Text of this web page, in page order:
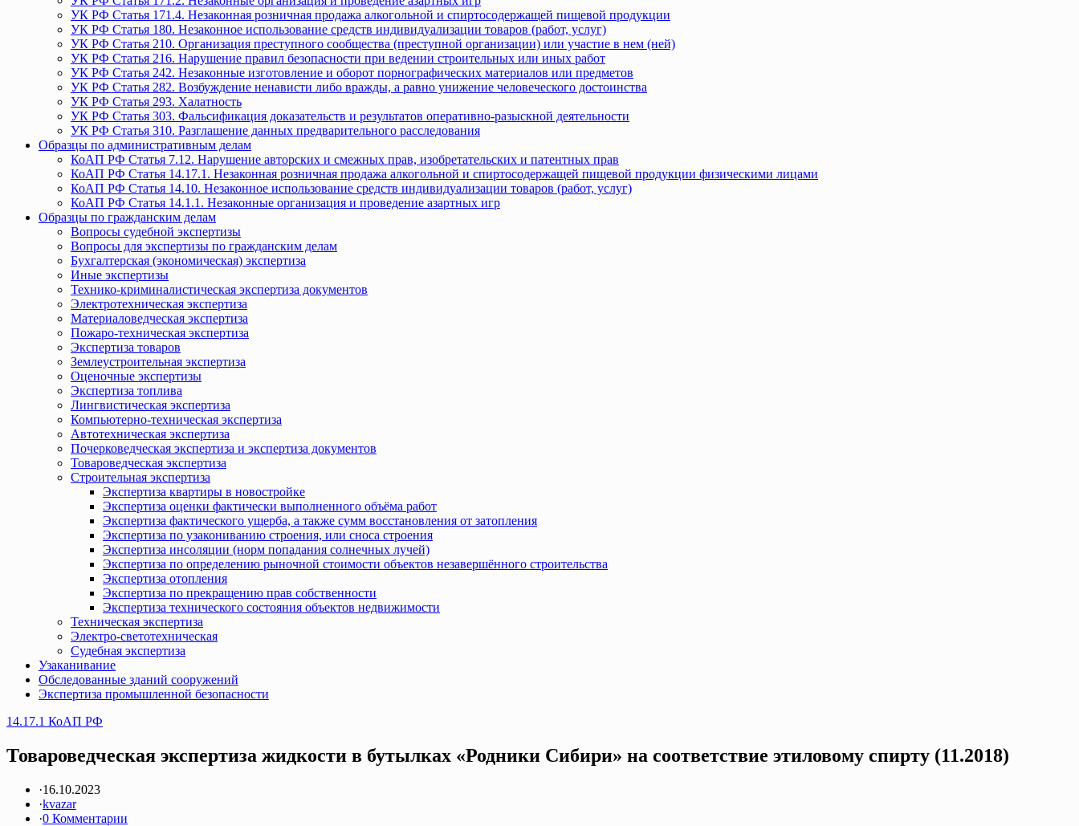
УК РФ Статья 171.4. Незаконная розничная продажа алкогольной и спиртосодержащей пищевой продукции
УК РФ Статья 180. Незаконное использование средств индивидуализации товаров (работ, услуг)
УК РФ Статья 210. Организация преступного сообщества (преступной организации) или участие в нем (ней)
УК РФ Статья 216. Нарушение правил безопасности при ведении строительных или иных работ
УК РФ Статья 242. Незаконные изготовление и оборот порнографических материалов или предметов
УК РФ Статья 282. Возбуждение ненависти либо вражды, а равно унижение человеческого достоинства
УК РФ Статья 293. Халатность
УК РФ Статья 303. Фальсификация доказательств и результатов оперативно-разыскной деятельности
УК РФ Статья 310. Разглашение данных предварительного расследования
Образцы по административным делам
КоАП РФ Статья 7.12. Нарушение авторских и смежных прав, изобретательских и патентных прав
КоАП РФ Статья 14.17.1. Незаконная розничная продажа алкогольной и спиртосодержащей пищевой продукции физическими лицами
КоАП РФ Статья 14.10. Незаконное использование средств индивидуализации товаров (работ, услуг)
КоАП РФ Статья 14.1.1. Незаконные организация и проведение азартных игр
Образцы по гражданским делам
Вопросы судебной экспертизы
Вопросы для экспертизы по гражданским делам
Бухгалтерская (экономическая) экспертиза
Иные экспертизы
Технико-криминалистическая экспертиза документов
Электротехническая экспертиза
Материаловедческая экспертиза
Пожаро-техническая экспертиза
Экспертиза товаров
Землеустроительная экспертиза
Оценочные экспертизы
Экспертиза топлива
Лингвистическая экспертиза
Компьютерно-техническая экспертиза
Автотехническая экспертиза
Почерковедческая экспертиза и экспертиза документов
Товароведческая экспертиза
Строительная экспертиза
Экспертиза квартиры в новостройке
Экспертиза оценки фактически выполненного объёма работ
Экспертиза фактического ущерба, а также сумм восстановления от затопления
Экспертиза по узакониванию строения, или сноса строения
Экспертиза инсоляции (норм попадания солнечных лучей)
Экспертиза по определению рыночной стоимости объектов незавершённого строительства
Экспертиза отопления
Экспертиза по прекращению прав собственности
Экспертиза технического состояния объектов недвижимости
Техническая экспертиза
Электро-светотехническая
Судебная экспертиза
Узаканивание
Обследованные зданий сооружений
Экспертиза промышленной безопасности
14.17.1 КоАП РФ
Товароведческая экспертиза жидкости в бутылках «Родники Сибири» на соответствие этиловому спирту (11.2018)
·16.10.2023
·kvazar
·0 Комментарии